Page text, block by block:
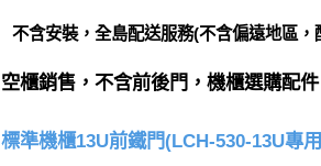
不含安裝，全島配送服務(不含偏遠地區
空櫃銷售，不含前後門，機櫃選購配件
標準機櫃13U前鐵門(LCH-530-13U專